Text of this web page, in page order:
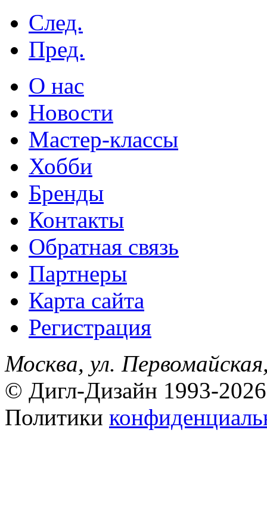
След.
Пред.
О нас
Новости
Мастер-классы
Хобби
Бренды
Контакты
Обратная связь
Партнеры
Карта сайта
Регистрация
Москва, ул.
© Дигл-Дизайн 1993-2026
Политики